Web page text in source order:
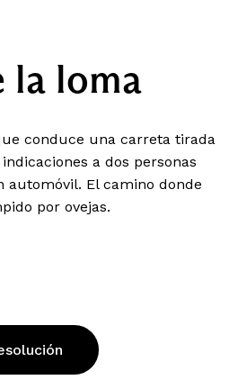
la loma
conduce una carreta tirada
a dos personas
automóvil. El camino donde
por ovejas.